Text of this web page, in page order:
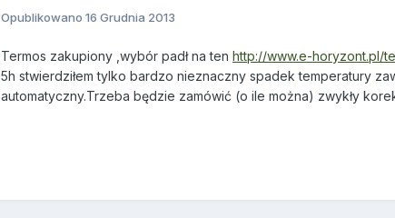
Opublikowano 16 Grudnia 2013
Termos zakupiony ,wybór padł na ten http://www.e-horyzont.pl/
5h stwierdziłem tylko bardzo nieznaczny spadek temperatury
automatyczny.Trzeba będzie zamówić (o ile można) zwykły